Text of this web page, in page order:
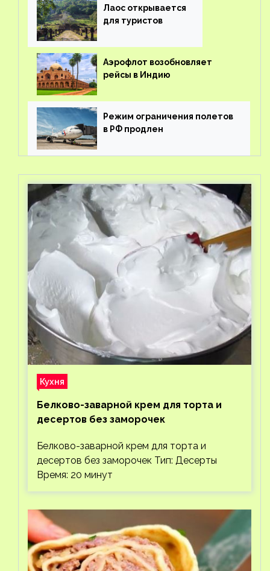
Лаос открывается
для туристов
Аэрофлот возобновляет
рейсы в Индию
Режим ограничения полетов
в РФ продлен
Кухня
Белково-заварной крем для торта и
десертов без заморочек
Белково-заварной крем для торта и
десертов без заморочек Тип: Десерты
Время: 20 минут